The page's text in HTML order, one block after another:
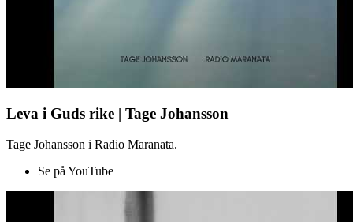
Leva i Guds rike | Tage Johansson
Tage Johansson i Radio Maranata.
Se på YouTube